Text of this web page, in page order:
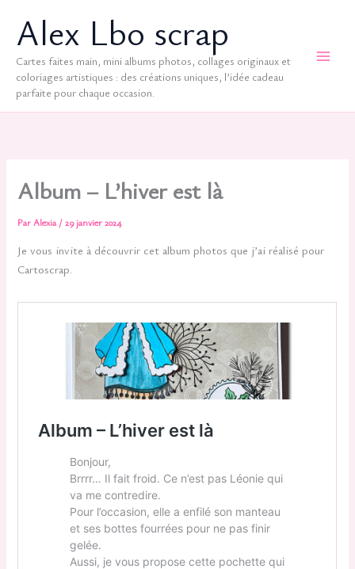
contenuAlex Lbo scrap
Cartes faites main, mini albums photos, collages originaux et
coloriages artistiques : des créations uniques, l’idée cadeau
parfaite pour chaque occasion.
Album – L’hiver est là
ParAlexia /29 janvier 2024
Je vous invite à découvrir cet album photos que j’ai réalisé pour
Cartoscrap.